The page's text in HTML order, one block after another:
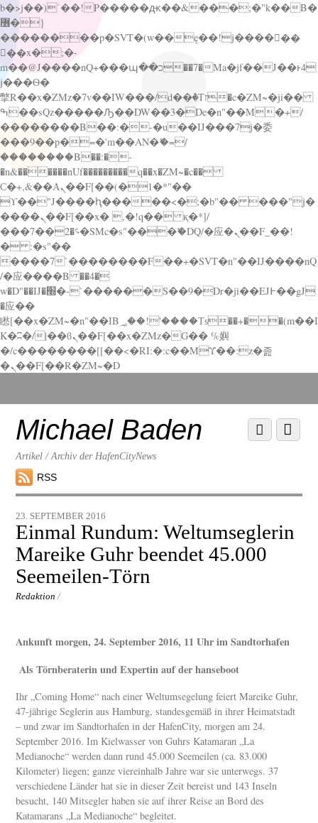
b�>j��)΄��!P�����ԫ��&���;�"k��B�
޶�}
��������p�SVT�(w��ę��!j������
��x�;�-
m��@J����nQ+���պ��כ��7�Ma�jf��J��ͱ4
j���Ѳ�
撆R��x�ZMz�7v��IW���/d��ٞ�Тז�c�ZM~�ji��
ߒ��sQz�����Ԡ��DW��3�De�n"��M�+/
��������B��:�-�u��IJ���7j�委
���9��p�=�'m��AN�ޭ�=/
��������B��:�-
�n&������nUf���������q��x�ZM~�c��
Ϲ�+,&��Ὰܢ��F[��(�1�*"��
ϒ��"J����ԧ�����<�;�b"�� ���"j�
����ܢ��F[��x� ,�!q�� қ�*]/
���؝�2��7�SMc�s"���ޭ�DQ/�应�ܢ��F_��!
� :�s"��
����7`��������F��+�SVT�n"��IJ����nQ
/�应����B ��4�
w�D"��IJ�׭�-`������S��9�Dr�ji��EJ߅��gJ
�应��
矁[��x�ZM~�n"��IB؃��!'����Тѕ��+��(m��I
K�ʭ�/|��ϐܢ��F[��x�ZMz�G�� %嬩
�/c��������[[��<�RI:�:c��MΎ��:z�졾
�ܢ��F[��R�ZM~�D
down
contentMichael Baden
Artikel / Archiv der HafenCityNews
RSS
Menu
Scroll
down
23. SEPTEMBER 2016
Einmal Rundum: Weltumseglerin
Mareike Guhr beendet 45.000
Seemeilen-Törn
Redaktion /
Ankunft morgen, 24. September 2016, 11 Uhr im Sandtorhafen
Als Törnberaterin und Expertin auf der hanseboot
Ihr „Coming Home“ nach einer Weltumsegelung feiert Mareike Guhr,
47-jährige Seglerin aus Hamburg, standesgemäß in ihrer Heimatstadt
– und zwar im Sandtorhafen in der HafenCity, morgen am 24.
September 2016. Im Kielwasser von Guhrs Katamaran „La
Medianoche“ werden dann rund 45.000 Seemeilen (ca. 83.000
Kilometer) liegen; ganze viereinhalb Jahre war sie unterwegs. 37
verschiedene Länder hat sie in dieser Zeit bereist und 143 Inseln
besucht, 140 Mitsegler haben sie auf ihrer Reise an Bord des
Katamarans „La Medianoche“ begleitet.